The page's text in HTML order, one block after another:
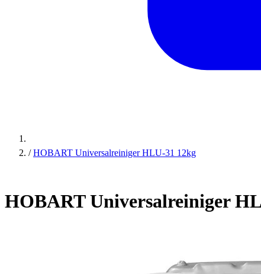
/ HOBART Universalreiniger HLU-31 12kg
HOBART Universalreiniger